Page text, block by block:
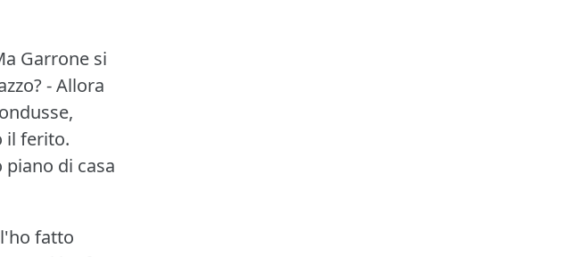
Garrone si
- Allora
il ferito.
di casa
fatto